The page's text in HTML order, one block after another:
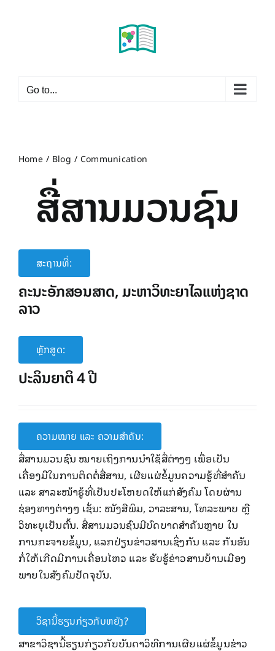
Go to...
Home Blog Communication
ສື່ສານມວນຊົນ
ສະຖານທີ່:
ຄະນະ​​ອັກສອນສາດ, ມະຫາວິທະຍາ​ໄລ​ແຫ່ງ​ຊາດ
ລາວ
ຫຼັກສູດ:
ປະລິນຍາຕິ 4 ປີ
ຄວາມໝາຍ ແລະ ຄວາມສໍາຄັນ:
ສື່ສານມວນຊົນ ໝາຍເຖິງການນໍາໃຊ້ສື່ຕ່າງໆ ເພື່ອເປັນ
ເຄື່ອງມືໃນການຕິດຕໍ່ສື່ສານ, ເຜີຍແຜ່ຂໍ້ມູນຄວາມຮູ້ທີ່ສຳຄັນ
ແລະ ສາລະໜ້າຮູ້ທີ່ເປັນປະໂຫຍດໃຫ້ແກ່ສັງຄົມ ​ໂດຍຜ່ານ
ຊ່ອງທາງຕ່າງໆ ເຊັ່ນ: ໜັງສືພິມ, ວາລະສານ, ໂທລະພາບ ຫຼື
ວິທະຍຸເປັນຕົ້ນ. ສື່ສານມວນຊົນມີບົດບາດສຳຄັນຫຼາຍ ໃນ
ການກະຈາຍຂໍ້ມູນ, ​ແລກປ່ຽນຂ່າວສານ​ເຊິ່ງກັນ ແລ​ະ ກັນອັນ​
ກໍ່ໃຫ້​ເກີດ​ມີ​ການ​ເຄື່ອນ​ໄຫ​ວ ແລະ ຮັບຮູ້ຂ່າວສານບ້ານເມືອງ
ພາຍໃນສັງຄົມປັດຈຸບັນ.
ວິຊານີ້ຮຽນກ່ຽວກັບຫຍັງ?
ສາຂາວິຊາ​ນີ້​ຮຽນ​ກ່ຽວກັບ​ບັນດາ​ວິທີ​ການ​ເຜີຍ​ແຜ່​ຂໍ້​ມູນ​ຂ່າວ​